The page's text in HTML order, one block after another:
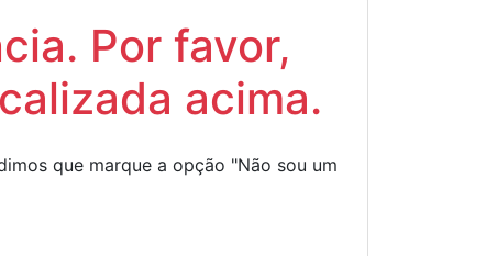
Por favor,
acima.
que marque a opção "Não sou um